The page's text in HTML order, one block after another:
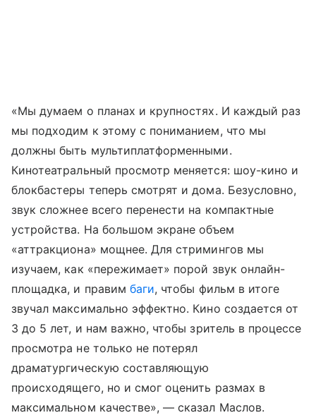
«Мы думаем о планах и крупностях. И каждый раз
мы подходим к этому с пониманием, что мы
должны быть мультиплатформенными.
Кинотеатральный просмотр меняется: шоу-кино и
блокбастеры теперь смотрят и дома. Безусловно,
звук сложнее всего перенести на компактные
устройства. На большом экране объем
«аттракциона» мощнее. Для стримингов мы
изучаем, как «пережимает» порой звук онлайн-
площадка, и правим баги, чтобы фильм в итоге
звучал максимально эффектно. Кино создается от
3 до 5 лет, и нам важно, чтобы зритель в процессе
просмотра не только не потерял
драматургическую составляющую
происходящего, но и смог оценить размах в
максимальном качестве», — сказал Маслов.